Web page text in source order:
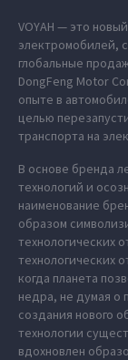
VOYAH — это
электромобилей,
глобальные
DongFeng Motor
опыте в
целью
транспорта на
В основе бренда
технологий и
наименование
образом
технологических
технологических
когда планета
недра, не думая о
создания нового
технологии
вдохновлен